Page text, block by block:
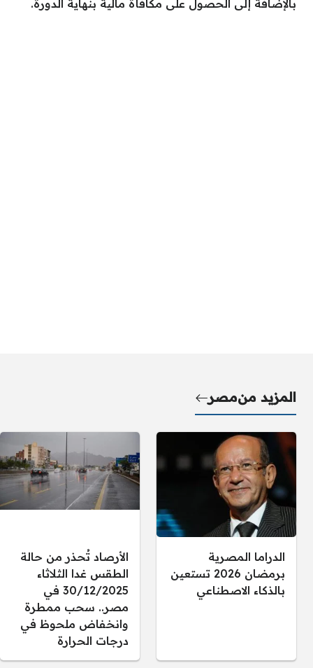
بالإضافة إلى الحصول على مكافأة مالية بنهاية الدورة.
المزيد منمصر
الدراما المصرية
برمضان 2026 تستعين
بالذكاء الاصطناعي
الأرصاد تُحذر من حالة
الطقس غدا الثلاثاء
30/12/2025 في
مصر.. سحب ممطرة
وانخفاض ملحوظ في
درجات الحرارة